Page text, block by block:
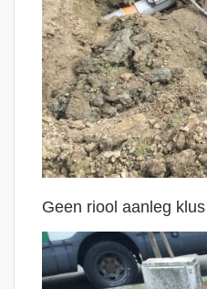
Geen riool aanleg